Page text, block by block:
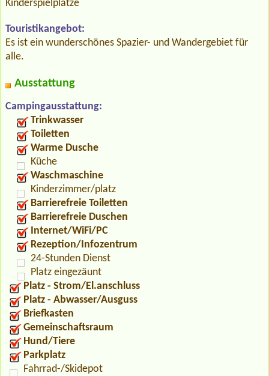
Kinderspielplätze
Touristikangebot:
Es ist ein wunderschönes Spazier- und Wandergebiet für
alle.
Ausstattung
Campingausstattung:
Trinkwasser
Toiletten
Warme Dusche
Küche
Waschmaschine
Kinderzimmer/platz
Barrierefreie Toiletten
Barrierefreie Duschen
Internet/WiFi/PC
Rezeption/Infozentrum
24-Stunden Dienst
Platz eingezäunt
Platz - Strom/El.anschluss
Platz - Abwasser/Ausguss
Briefkasten
Gemeinschaftsraum
Hund/Tiere
Parkplatz
Fahrrad-/Skidepot